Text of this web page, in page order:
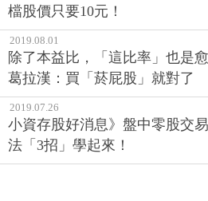
檔股價只要10元！
2019.08.01
除了本益比，「這比率」也是
葛拉漢：買「菸屁股」就對了
2019.07.26
小資存股好消息》盤中零股交
法「3招」學起來！